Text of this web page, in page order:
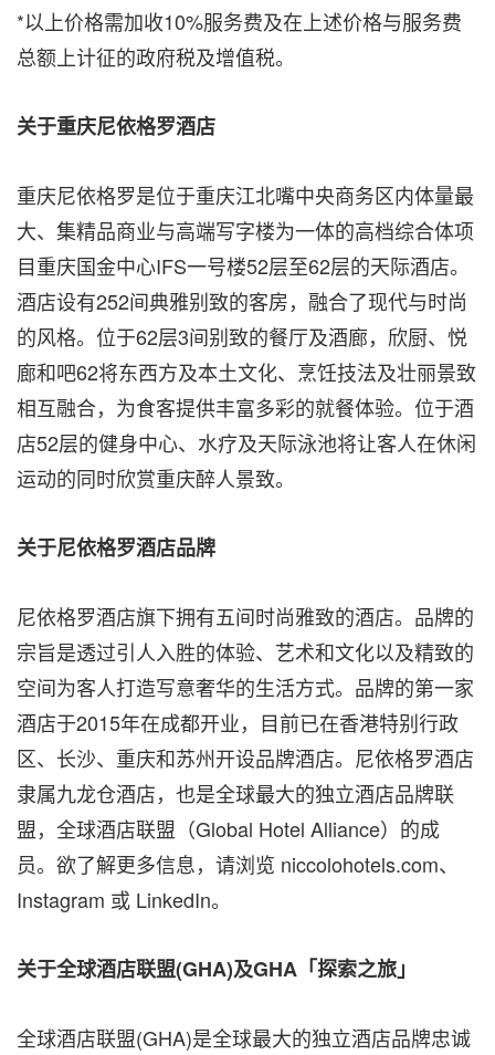
*以上价格需加收10%服务费及在上述价格与服务费
总额上计征的政府税及增值税。
关于重庆尼依格罗酒店
重庆尼依格罗是位于重庆江北嘴中央商务区内体量最
大、集精品商业与高端写字楼为一体的高档综合体项
目重庆国金中心IFS一号楼52层至62层的天际酒店。
酒店设有252间典雅别致的客房，融合了现代与时尚
的风格。位于62层3间别致的餐厅及酒廊，欣厨、悦
廊和吧62将东西方及本土文化、烹饪技法及壮丽景致
相互融合，为食客提供丰富多彩的就餐体验。位于酒
店52层的健身中心、水疗及天际泳池将让客人在休闲
运动的同时欣赏重庆醉人景致。
关于尼依格罗酒店品牌
尼依格罗酒店旗下拥有五间时尚雅致的酒店。品牌的
宗旨是透过引人入胜的体验、艺术和文化以及精致的
空间为客人打造写意奢华的生活方式。品牌的第一家
酒店于2015年在成都开业，目前已在香港特别行政
区、长沙、重庆和苏州开设品牌酒店。尼依格罗酒店
隶属九龙仓酒店，也是全球最大的独立酒店品牌联
盟，全球酒店联盟（Global Hotel Alliance）的成
员。欲了解更多信息，请浏览 niccolohotels.com、
Instagram 或 LinkedIn。
关于全球酒店联盟(GHA)及GHA 「探索之旅」
全球酒店联盟(GHA)是全球最大的独立酒店品牌忠诚